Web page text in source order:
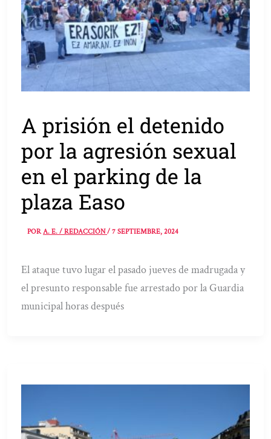
A prisión el detenido
por la agresión sexual
en el parking de la
plaza Easo
PORA. E. / REDACCIÓN/7 SEPTIEMBRE, 2024
El ataque tuvo lugar el pasado jueves de madrugada y
el presunto responsable fue arrestado por la Guardia
municipal horas después